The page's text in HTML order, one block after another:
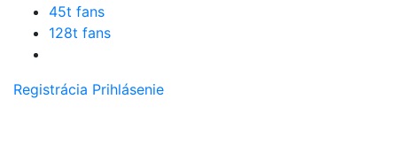
45t fans
128t fans
Registrácia Prihlásenie